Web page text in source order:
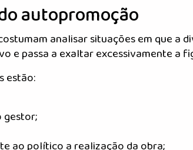
autopromoção
analisar situações em que a
e passa a exaltar excessivamente a
estão:
gestor;
ao político a realização da obra;